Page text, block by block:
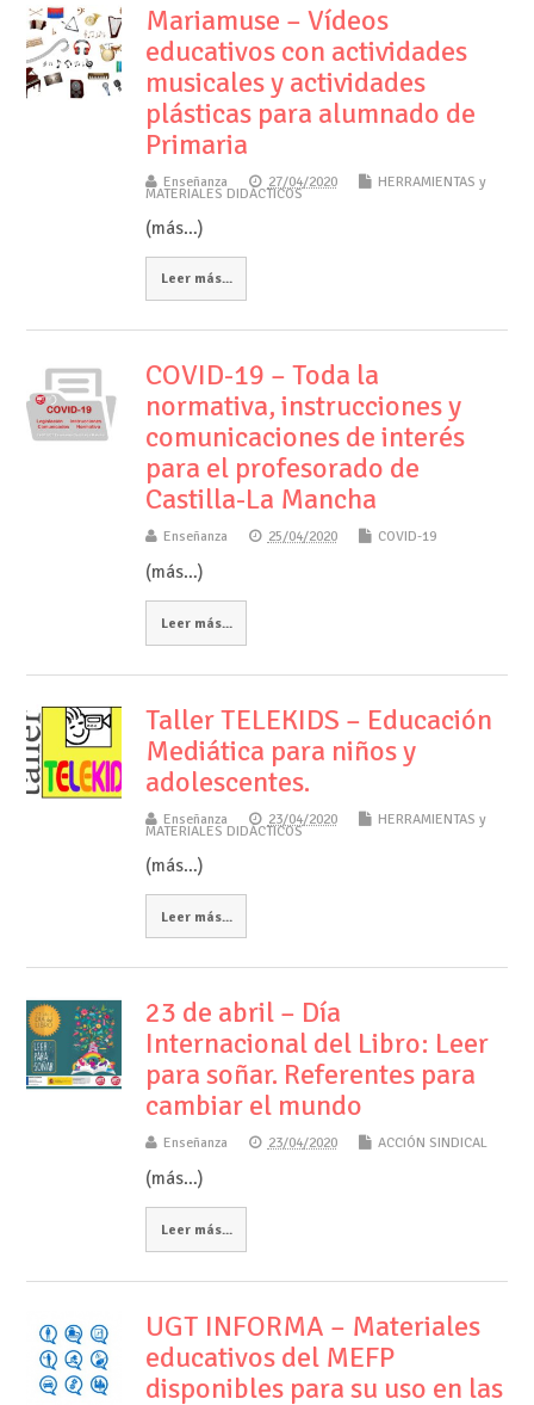
Mariamuse – Vídeos
educativos con actividades
musicales y actividades
plásticas para alumnado de
Primaria
Enseñanza 27/04/2020 HERRAMIENTAS y
MATERIALES DIDÁCTICOS
(más…)
Leer más...
COVID-19 – Toda la
normativa, instrucciones y
comunicaciones de interés
para el profesorado de
Castilla-La Mancha
Enseñanza 25/04/2020 COVID-19
(más…)
Leer más...
Taller TELEKIDS – Educación
Mediática para niños y
adolescentes.
Enseñanza 23/04/2020 HERRAMIENTAS y
MATERIALES DIDÁCTICOS
(más…)
Leer más...
23 de abril – Día
Internacional del Libro: Leer
para soñar. Referentes para
cambiar el mundo
Enseñanza 23/04/2020 ACCIÓN SINDICAL
(más…)
Leer más...
UGT INFORMA – Materiales
educativos del MEFP
disponibles para su uso en las